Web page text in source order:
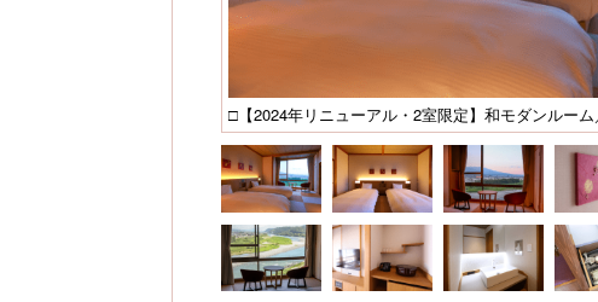
□【2024年リニューアル・2室限定】和モダンルーム